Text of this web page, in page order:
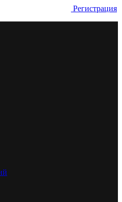
Регистрация